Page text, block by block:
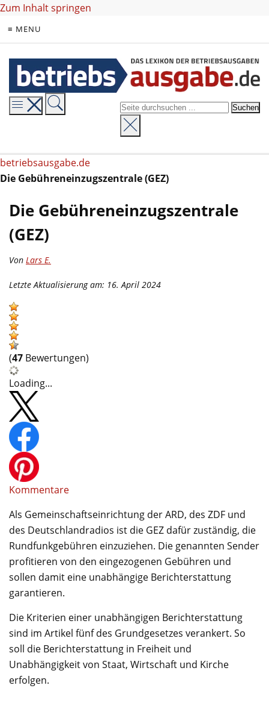
Zum Inhalt springen
≡ MENU
betriebsausgabe.de
Die Gebühreneinzugszentrale (GEZ)
Die Gebühreneinzugszentrale
(GEZ)
Von Lars E.
Letzte Aktualisierung am: 16. April 2024
(47 Bewertungen)
Loading...
Kommentare
Als Gemeinschaftseinrichtung der ARD, des ZDF und
des Deutschlandradios ist die GEZ dafür zuständig, die
Rundfunkgebühren einzuziehen. Die genannten Sender
profitieren von den eingezogenen Gebühren und
sollen damit eine unabhängige Berichterstattung
garantieren.
Die Kriterien einer unabhängigen Berichterstattung
sind im Artikel fünf des Grundgesetzes verankert. So
soll die Berichterstattung in Freiheit und
Unabhängigkeit von Staat, Wirtschaft und Kirche
erfolgen.